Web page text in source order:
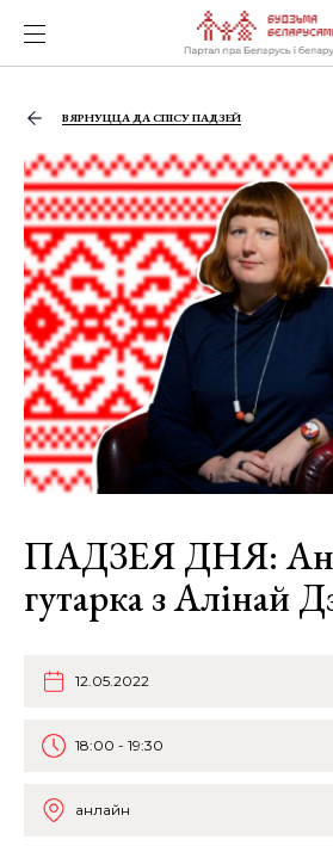
ВЯРНУЦЦА ДА СПІСУ ПАДЗЕЙ
ПАДЗЕЯ ДНЯ:
гутарка з Алінай
12.05.2022
18:00 - 19:30
анлайн